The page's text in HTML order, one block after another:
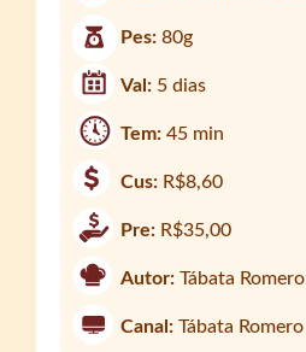
Pes:80g
Val: 5 dias
Tem:45 min
Cus: R$8,60
Pre: R$35,00
Autor: Tábata Romero
Canal: Tábata Romero